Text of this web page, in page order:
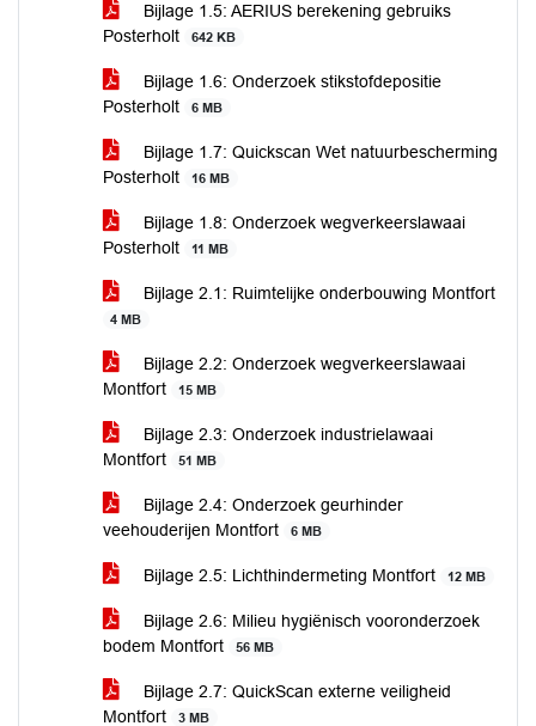
Bijlage 1.5: AERIUS berekening gebruiks
Posterholt
642 KB
Bijlage 1.6: Onderzoek stikstofdepositie
Posterholt
6 MB
Bijlage 1.7: Quickscan Wet natuurbescherming
Posterholt
16 MB
Bijlage 1.8: Onderzoek wegverkeerslawaai
Posterholt
11 MB
Bijlage 2.1: Ruimtelijke onderbouwing Montfort
4 MB
Bijlage 2.2: Onderzoek wegverkeerslawaai
Montfort
15 MB
Bijlage 2.3: Onderzoek industrielawaai
Montfort
51 MB
Bijlage 2.4: Onderzoek geurhinder
veehouderijen Montfort
6 MB
Bijlage 2.5: Lichthindermeting Montfort 12 MB
Bijlage 2.6: Milieu hygiënisch vooronderzoek
bodem Montfort
56 MB
Bijlage 2.7: QuickScan externe veiligheid
Montfort
3 MB